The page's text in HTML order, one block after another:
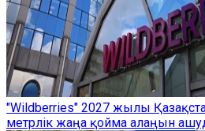
"Wildberries" 2027 жылы
метрлік жаңа қойма алаңын